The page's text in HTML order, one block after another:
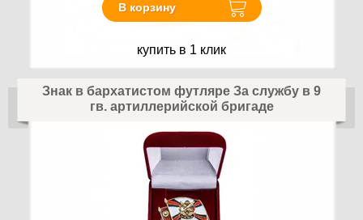
В корзину
купить в 1 клик
Знак в бархатистом футляре За службу в 9
гв. артиллерийской бригаде